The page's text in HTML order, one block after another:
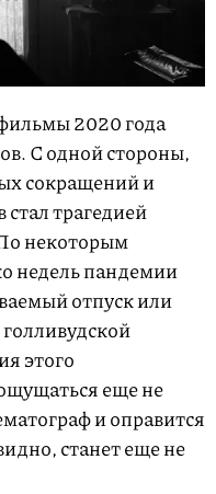
2020 года
С одной стороны,
сокращений и
трагедией
некоторым
недель пандемии
отпуск или
этого
еще не
и оправится
станет еще не